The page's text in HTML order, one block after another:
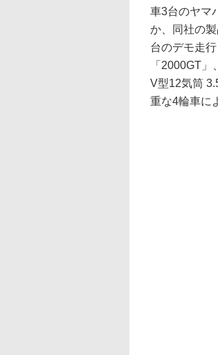
車3台のヤマ
か、同社の
台のデモ走
「2000GT
V型12気筒
重な4輪車に